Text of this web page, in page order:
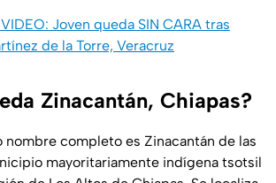
Joven queda SIN CARA tras
de la Torre, Veracruz
Zinacantán, Chiapas?
nombre completo es Zinacantán de las
mayoritariamente indígena tsotsil